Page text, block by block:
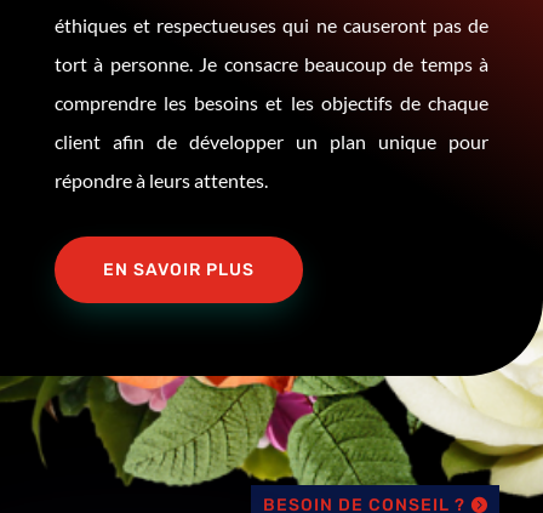
éthiques et respectueuses qui ne causeront pas de
tort à personne. Je consacre beaucoup de temps à
comprendre les besoins et les objectifs de chaque
client afin de développer un plan unique pour
répondre à leurs attentes.
EN SAVOIR PLUS
BESOIN DE CONSEIL ?